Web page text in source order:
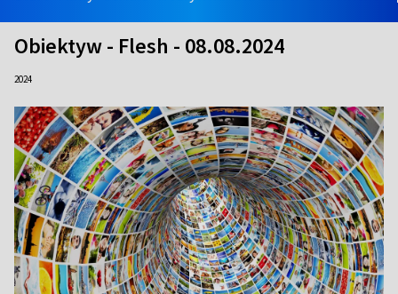
Obiektyw - Flesh - 08.08.2024
2024